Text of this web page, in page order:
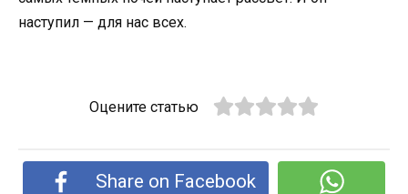
наступил — для нас всех.
Оцените статью
Share on Facebook